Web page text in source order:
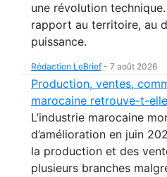
une révolution
rapport au territoire, au
puissance.
Rédaction LeBrief - 7 août 2026
Production, ventes,
marocaine retrouve-t-
L’industrie marocaine
d’amélioration en juin
la production et des
plusieurs branches